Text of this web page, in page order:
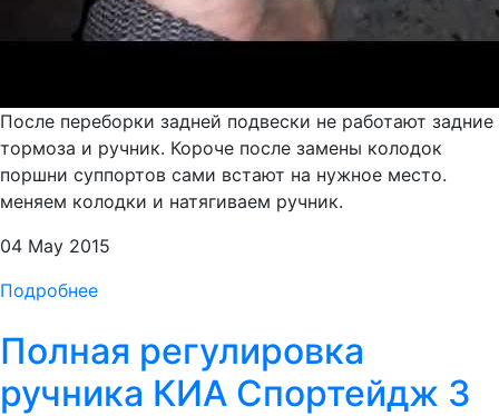
После переборки задней подвески не работают задние
тормоза и ручник. Короче после замены колодок
поршни суппортов сами встают на нужное место.
меняем колодки и натягиваем ручник.
04 May 2015
Подробнее
Полная регулировка
ручника КИА Спортейдж 3